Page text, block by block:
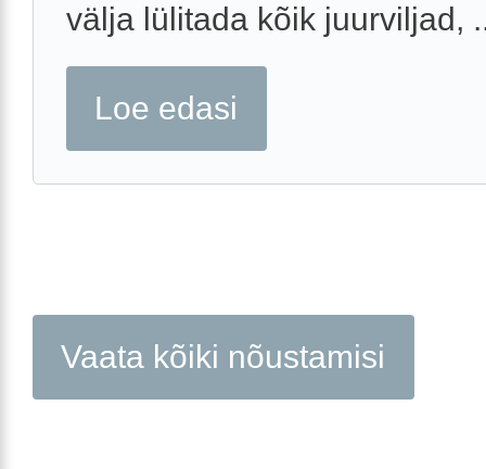
välja lülitada kõik juurviljad,
Loe edasi
Vaata kõiki nõustamisi